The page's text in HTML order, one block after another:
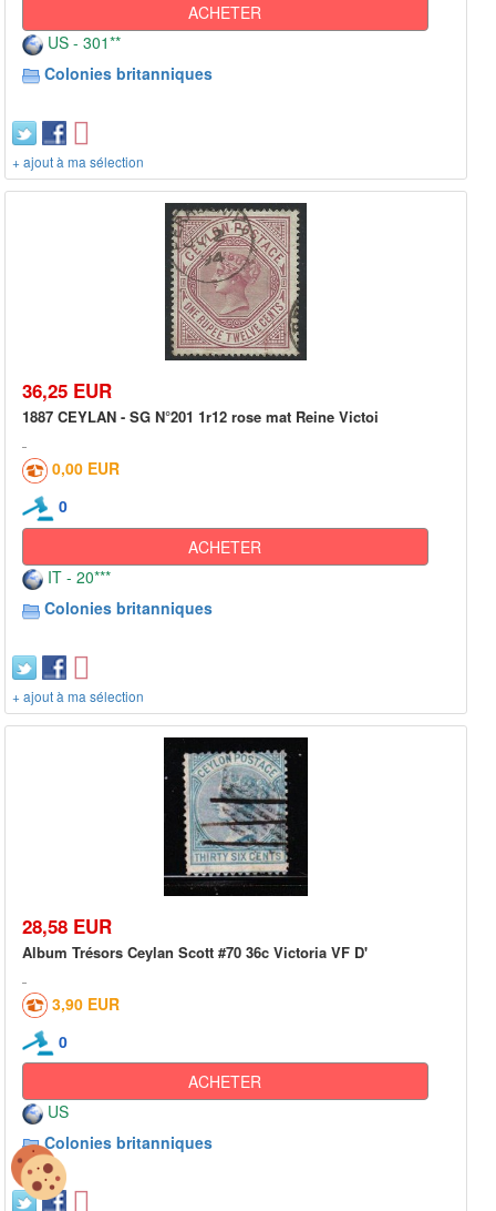
ACHETER
US - 301**
Colonies britanniques
+ ajout à ma sélection
36,25 EUR
1887 CEYLAN - SG N°201 1r12 rose mat Reine Victoi
0,00 EUR
0
ACHETER
IT - 20***
Colonies britanniques
+ ajout à ma sélection
28,58 EUR
Album Trésors Ceylan Scott #70 36c Victoria VF D'
3,90 EUR
0
ACHETER
US
Colonies britanniques